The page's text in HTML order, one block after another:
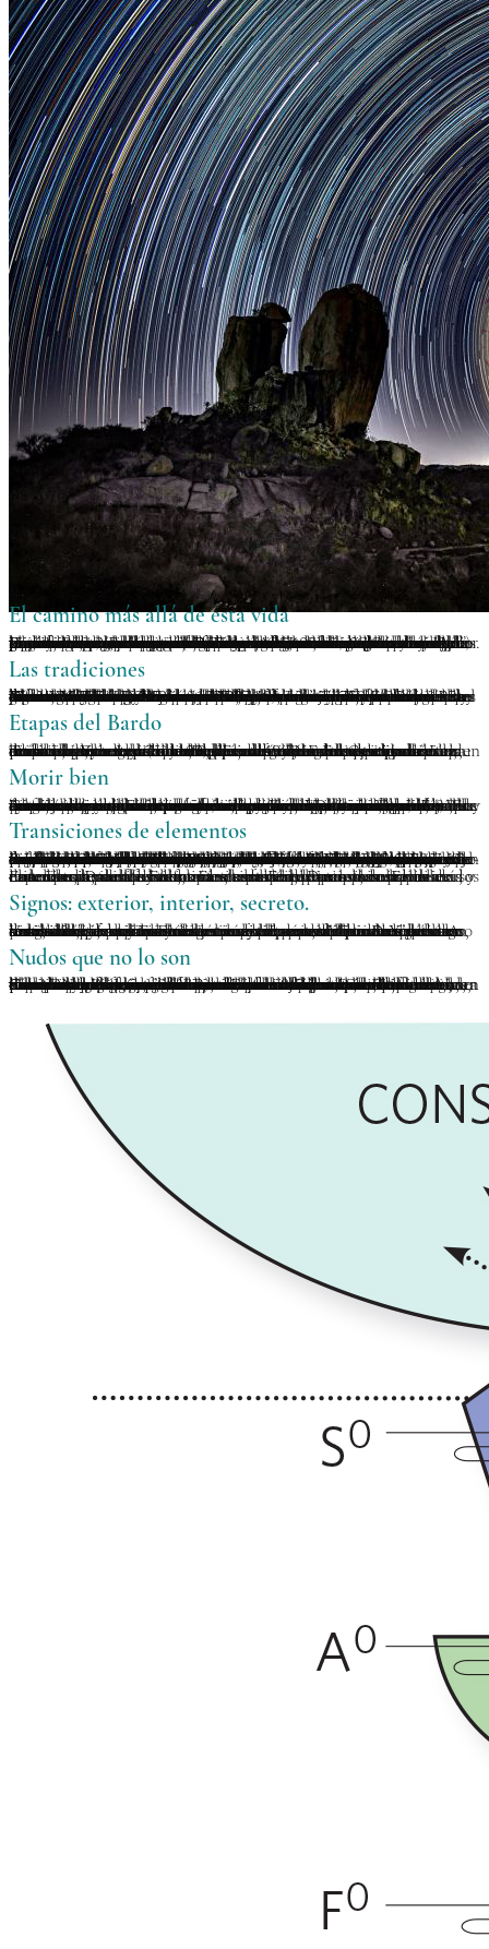
El camino más allá de esta vida
Un individuo que logra un Cuerpo de Luz o un Cuerpo de Arco Iris completamente perfeccionado en esta misma vida es como un holograma, una red de fotones de gasa, un poderoso campo electromagnético que se aferra a la forma humana hasta el momento asignado cuando llega el momento de abandonar la burbuja de carne. detrás. En el proceso de morir, tal ser puede negociar con certeza el estado posterior a la muerte o bardo (intermedio). Pueden pasar a otra vida conscientemente o manifestarse en una tierra pura y luminosa en un sistema estelar lejano. Pero ¿qué pasa con el resto de nosotros? ¿Cómo podemos aprender a navegar este territorio incierto con algún tipo de claridad o dirección? Sería agradable la presencia de gurús altamente desarrollados y con técnicas magistrales. He tenido la suerte de presenciar cómo tales seres literalmente sacan a un alma perdida del estado posterior a la muerte, o envían a un mortal común (incluso un animal) a una nube de arco iris en un día de cielo despejado, mediante la práctica de la transferencia o powa. . Pero esa gente no crece en los árboles. Para nosotros, necesitamos un método, una hoja de ruta y algún tipo de manual de instrucciones. ¡Afortunadamente existen, gracias a que no somos los primeros en enfrentar ese precipicio! A lo largo de los últimos 1.400 años de budismo Vajrayana, muchas mentes brillantes han realizado el trabajo transformador y han viajado por las dimensiones internas de la mente para investigar el territorio. Otros han muerto y han regresado como delogs (literalmente “retornados del más allá”) y han escrito sobre su viaje. Este asombroso legado está a nuestra disposición, sin importar la etapa de nuestro desarrollo ni el estado de nuestras ocupadas vidas.
Las tradiciones
El budismo tibetano es vasto en su alcance y profundidad. Pero sin duda el rincón más conocido y popular de ese paisaje es la colección de libros conocida como Libro Tibetano de los Muertos. Traducido y publicado por primera vez en Occidente por Walter Evans-Wentz en 1927, este texto influyó en una generación de pensadores. Y en este siglo, el Libro de la vida y la muerte de Sogyal Rinpoche fue una sensación pop unos 65 años después. Hoy en día podemos encontrar más de una docena de libros de este tipo escritos tanto por maestros tibetanos y butaneses como por practicantes occidentales. Contienen una gran cantidad de valiosos consejos dhármicos y de sentido común. Gran parte del contenido de estos textos se basa en la colección de textos “revelados” de Karma Lingpa del siglo XV. Pero los lectores habituales no se darán cuenta de que este es sólo uno de muchos sistemas de enseñanzas después de la muerte. Unos 300 años antes, el famoso yogui y autor Yonangpa relata haber conocido 16 tradiciones de bardo diferentes. El sistema de chöd de la santa más importante del Tíbet, MaChik Labdrön (1055-1149), también tiene un conciso y poderoso ritual de guía después de la muerte que es bastante distinto de las elaboradas visiones de Liberación al oír de Karma Lingpa. De hecho, el trabajo con los estados de transición de la vida, la muerte, los sueños y el más allá estaba bien establecido en el año 1100 y se originó con las enseñanzas de los 84 grandes Mahasiddhas desde el año 750 EC en adelante. Tilopa, Naropa y Matripa fueron importantes adeptos en la transición de estos textos a la fortaleza nevada de la meseta tibetana.
Etapas del Bardo
Todo el proceso del bardo generalmente se divide en la etapa de muerte, la etapa intermedia o de ultratumba y el proceso de renacimiento. Los diversos libros de los muertos representan rituales muy extensos y complejos con muchas partes móviles, en su mayoría relacionados con el proceso posterior a la muerte, que se extiende de siete a 49 días. En este breve artículo nos centramos en el proceso de muerte, particularmente porque implica de manera destacada una disolución secuencial de los Elementos. Es de destacar que la tradición Shangpa (c. 1100), que surgió de dos destacadas mahasiddhas de la India, Sukasiddhi y Niguma, tiene una práctica centrada únicamente en este proceso de disolución, un maravilloso ensayo del acto de morir. En comparación con la etapa posterior a la muerte, más difícil, la muerte consciente brinda la oportunidad de dar un enorme salto espiritual hacia adelante. Y nos enseña mucho sobre nuestra investigación en curso tanto de los Cinco Elementos como del Cuerpo de Luz.
Morir bien
La mentalidad del proceso de muerte es una consideración muy importante y se analiza ampliamente en los libros occidentales sobre cuidados paliativos y cuidados mortuorios (doola). El consejo de estar rodeado de amigos sonrientes y simpatizantes no se basa sólo en el sentimiento y el cuidado compasivo. Sí, lo que hicimos en nuestra vida tiene gran importancia, pero también hay algo dentro de la tradición Vajrayana llamado “arrojar karma”. Esto significa que aquello en lo que nos detenemos en los últimos días, horas y minutos de la vida puede impulsarnos hacia adelante con un impulso positivo o infernal. Con respecto a los demás, este no es momento de culpas, vergüenza, ira, odio, celos o mil otras emociones negativas. Para nosotros, este no es el momento para arrepentirnos, autoadvertirnos, compadecernos de nosotros mismos, preocuparnos, teorizar, fantasear o dudar. Dejar ir todo eso, mientras apreciamos el maravilloso viaje de la vida que hemos disfrutado, es una estrategia sólida. Ese es el karma (acción) que nos lanza (impulsa la mente) más allá de todo tipo de obstáculos e incluso puede compensar todo tipo de pasos en falso que inevitablemente hemos cometido a lo largo de nuestra vida. El amor y la compasión hacia nuestros seres queridos, nuestros ayudantes y nuestros maestros espirituales son primordiales. Ahora estamos listos para las etapas de disolución Elemental.
Transiciones de elementos
Cuando los Elementos desaparecen, lo hacen en secuencia. Si hemos practicado el trabajo con los Cinco Elementos, aprendiendo a disolverlos uno en el otro a diario, ya estaremos familiarizados con lo que está por venir. Pero más allá de cualquier cosa para la que podamos entrenar, algo muy especial está por suceder, algo que seríamos afortunados de haber experimentado al menos una vez en nuestra vida. Porque, a medida que cada Elemento aparece en el escenario del cuerpo-mente, ocurre una especie de purificación. Uno de los grandes misterios ocultos de nuestra encarnación humana es que dentro de nosotros existen diferentes estratos de fuerzas elementales, desde las más densas hasta las más finas. Todavía no tenemos una nomenclatura adecuada para estas capas energéticas, aunque los huesos básicos están ahí. Existe el sistema tradicional Samkhya o hindú de los cinco koshas o campos. JG Bennett nos proporciona un poderoso sistema de 12 energías en su libro Energías: Vital, Material y Cósmica, que van desde lo mecánico hasta lo cósmico, basado en los trabajos de su maestro, el famoso místico GI Gurdjieff. Ken Wilbur en su Breve historia de todo (1996) y otros libros tiene un esquema ampliado de ocho, 12 o 13 patrones de desarrollo personal y universal. Todos ellos siguen de cerca nuestro conocimiento de los Elementos y subelementos. Podemos concebirlos en un sentido numérico. Por ejemplo, el Elemento Fuego aparece en diferentes niveles: Fuego-1 (molecular); F-2 (celular); F-3 (biológico); F-4 (bioenergético), F-5 (psicológico), etc. Es evidente que podría haber muchas más divisiones y subdivisiones, especialmente a nivel de tejidos, órganos y procesos mentales. Pero por ahora, este esquema proporciona un marco para la realidad de estos niveles. El regalo más profundo de todo esto es que nuestro cuerpo contiene el nivel más alto posible de estas matrices Elementales. Llamemos a este nivel cósmico último “Elemento cero” (Elemento-0). Estas mejores fuerzas formativas normalmente no están a nuestra disposición. En la vida están inextricablemente mezclados con nuestra identidad material, biológica, molecular e incluso atómica. Gran parte del trabajo del yoga físico, la recitación de mantras, la meditación, la visualización y otros métodos sagrados tienen que ver con la liberación de estos Elementos primordialmente puros. De hecho, la formación del Cuerpo de Luz no es otra cosa que liberar, recolectar, condensar, activar y mezclar estos Elementos originales.
En el proceso de disolución elemental, como se describe en los textos tradicionales tibetanos, esos Elementos puros se describen como diosas, budas o dakinis. Durante muchos milenios, estos fenómenos indescriptibles e indescriptibles han sido personificados como seres espirituales, como una especie de puente hacia nuestra forma de percibir la realidad mundana. Dado que estos Elementos implican los niveles más elevados de conciencia, esto es bastante apropiado. El universo entero es sensible y todo participa de distintos niveles de conciencia, desde los fotones hasta el espacio-tiempo mismo, y cada estrato de los Elementos también abarca esas etapas de conciencia.
Signos: exterior, interior, secreto.
Varias manifestaciones externas y experiencias internas de la disolución de los Elementos se analizan ampliamente en los textos tibetanos y sus traducciones. Las descripciones de estas sensaciones, sonidos y visiones ayudan a un observador externo a monitorear la situación del individuo moribundo. Y pueden ser útiles, pero estas señales pueden ser difíciles de captar en una situación que evoluciona rápidamente. Más accesibles son los grandes cambios energéticos que se están produciendo. A través de la familiaridad con nuestros estados bioenergéticos habituales y con los Elementos en el día a día, tenemos más posibilidades de monitorear nuestro proceso con una curiosidad desapasionada y una feliz expectativa. Después de todo, sólo podemos hacer esto una vez en la vida. Sin embargo, antes de que podamos delinear las etapas, debemos aclarar un detalle técnico importante sobre el proceso llamado "desatar los nudos".
Nudos que no lo son
Se utiliza un lenguaje simbólico y mitológico para describir cómo se transforman los canales del cuerpo. Durante las prácticas yóguicas, o durante el proceso de muerte, se deshacen los llamados “nudos” dentro de los canales sutiles, particularmente aquellos que rodean los chakras. Estos entrelazamientos necesitan ser enderezados, por lo que los vientos o las bioenergías puedan fluir libremente. Los textos muestran minuciosos dibujos lineales de estas madejas enredadas, así como una versión de canales enderezados. Ahora sabemos que el sistema vascular primario es una parte importante de las vías de energía sutil, pero el modelo de una manguera de goma retorcida debe entenderse como figurativo, no literal. ¿A qué se refiere entonces? Durante la vida normal, los campos de energía alrededor de los chakras se han entrelazado con nuestros procesos biofísicos. Cuando se liberan repentinamente, ya sea a través del trabajo interno o al morir, ese campo de fuerza se retira. Entonces el átomo último de los Elementos queda libre. Si esto vive en el corazón de la espiral del ADN o en una formación molecular o atómica diferente, sólo podemos sospechar. Pero una vez liberado, es posible el proceso de fusionar los cinco elementos puros con nuestros elementos impuros. Si “desatar los nudos” se realiza en nuestra vida meditativa, a través de tummo u otros métodos tsa-lung (canales y energía psíquica), estamos ayudando a crear un Cuerpo de Luz. Cuando ocurre en el momento de la muerte, se llama bardo de la muerte.